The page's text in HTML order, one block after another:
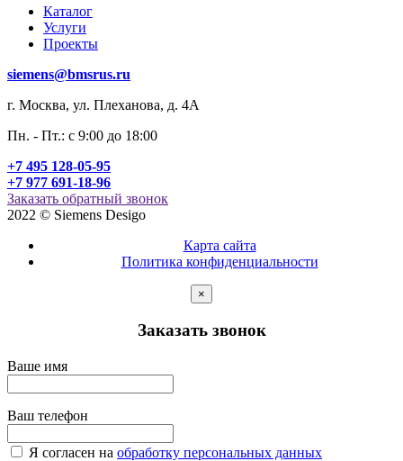
Каталог
Услуги
Проекты
siemens@bmsrus.ru
г. Москва, ул. Плеханова, д. 4А
Пн. - Пт.: c 9:00 до 18:00
+7 495 128-05-95
+7 977 691-18-96
Заказать обратный звонок
2022 © Siemens Desigo
Карта сайта
Политика конфиденциальности
×
Заказать звонок
Ваше имя
Ваш телефон
Я согласен на обработку персональных данных